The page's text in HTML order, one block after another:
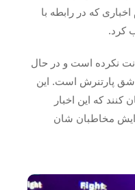
که در رابطه با
کرد.
نکرده است و در حال
پارتنرش است. این
که این اخبار
مخاطبان شان